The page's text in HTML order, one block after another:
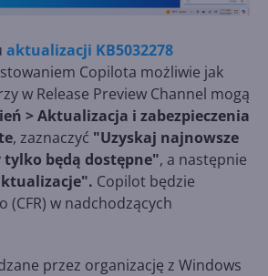
aktualizacji KB5032278
Copilota możliwie jak
w Release Preview Channel mogą
> Aktualizacja i zabezpieczenia
, zaznaczyć "Uzyskaj najnowsze
będą dostępne", a następnie
Copilot będzie
(CFR) w nadchodzących
przez organizację z Windows